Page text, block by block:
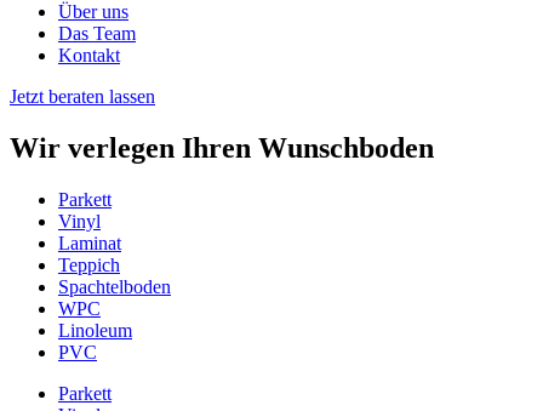
Über uns
Das Team
Kontakt
Jetzt beraten lassen
Wir verlegen Ihren Wunschboden
Parkett
Vinyl
Laminat
Teppich
Spachtelboden
WPC
Linoleum
PVC
Parkett